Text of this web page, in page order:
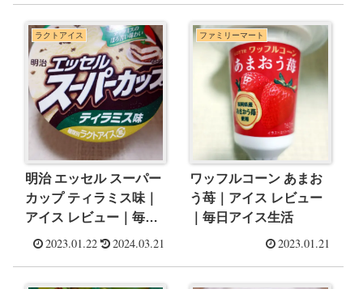
ラクトアイス
明治 エッセル スーパー
カップ ティラミス味｜
アイス レビュー｜毎日
アイス生活
2023.01.22 2024.03.21
ファミリーマート
ワッフルコーン あまお
う苺｜アイス レビュー
｜毎日アイス生活
2023.01.21